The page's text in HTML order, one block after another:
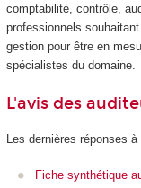
comptabilité, contrôle,
professionnels
gestion pour être en
spécialistes du domaine.
L'avis des
Les dernières réponses
Fiche synthétique